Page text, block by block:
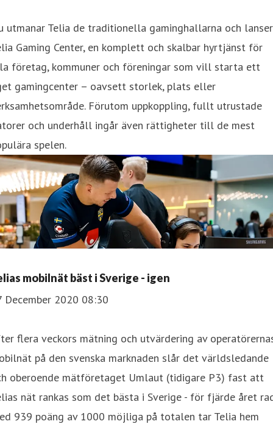
utmanar Telia de traditionella gaminghallarna och
Gaming Center, en komplett och skalbar hyrtjänst för
företag, kommuner och föreningar som vill starta ett
gamingcenter – oavsett storlek, plats eller
Förutom uppkoppling, fullt utrustade
och underhåll ingår även rättigheter till de mest
spelen.
mobilnät bäst i Sverige - igen
December 2020 08:30
flera veckors mätning och utvärdering av
på den svenska marknaden slår det världsledande
oberoende mätföretaget Umlaut (tidigare P3) fast att
nät rankas som det bästa i Sverige - för fjärde året
939 poäng av 1000 möjliga på totalen tar Telia hem